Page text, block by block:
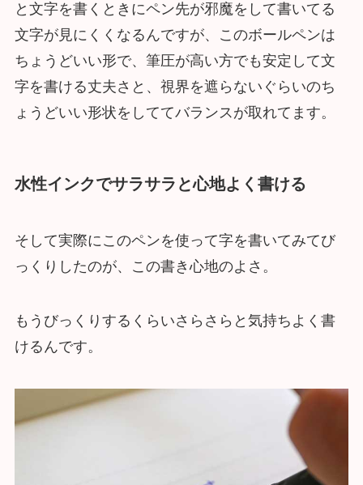
と文字を書くときにペン先が邪魔をして書いてる
文字が見にくくなるんですが、このボールペンは
ちょうどいい形で、筆圧が高い方でも安定して文
字を書ける丈夫さと、視界を遮らないぐらいのち
ょうどいい形状をしててバランスが取れてます。
水性インクでサラサラと心地よく書ける
そして実際にこのペンを使って字を書いてみてび
っくりしたのが、この書き心地のよさ。
もうびっくりするくらいさらさらと気持ちよく書
けるんです。